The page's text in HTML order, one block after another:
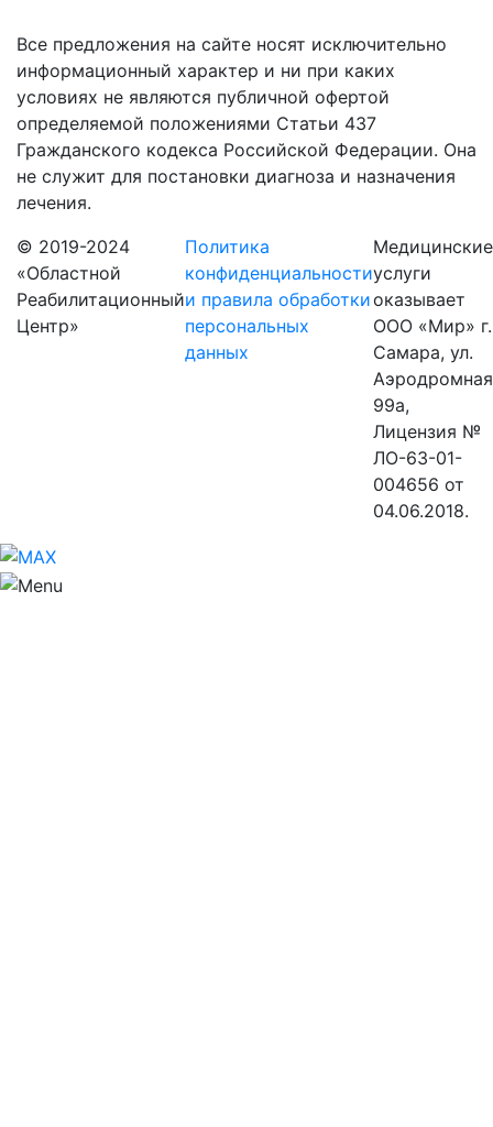
Все предложения на сайте носят исключительно
информационный характер и ни при каких
условиях не являются публичной офертой
определяемой положениями Статьи 437
Гражданского кодекса Российской Федерации. Она
не служит для постановки диагноза и назначения
лечения.
© 2019-2024
«Областной
Реабилитационный
Центр»
Политика
конфиденциальности
и правила обработки
персональных
данных
Медицинские
услуги
оказывает
ООО «Мир» г.
Самара, ул.
Аэродромная
99а,
Лицензия №
ЛО-63-01-
004656 от
04.06.2018.